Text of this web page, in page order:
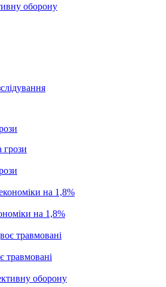
оборону
на 1,8%
травмовані